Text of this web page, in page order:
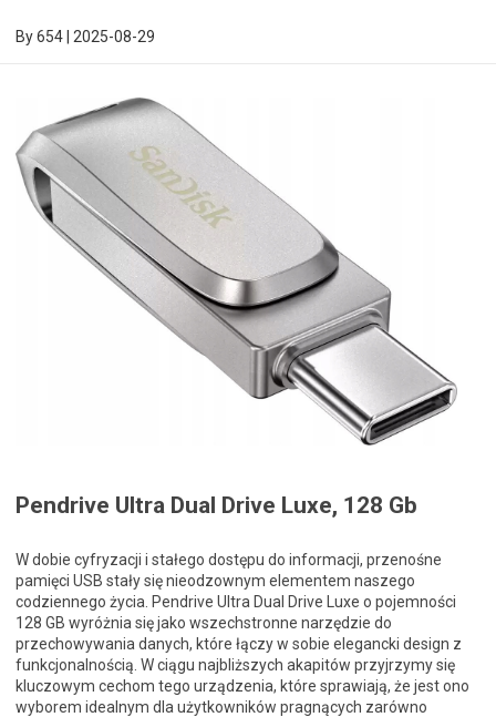
By654 2025-08-29
Pendrive Ultra Dual Drive Luxe, 128 Gb
W dobie cyfryzacji i stałego dostępu do informacji, przenośne
pamięci USB stały się nieodzownym elementem naszego
codziennego życia. Pendrive Ultra Dual Drive Luxe o pojemności
128 GB wyróżnia się jako wszechstronne narzędzie do
przechowywania danych, które łączy w sobie elegancki design z
funkcjonalnością. W ciągu najbliższych akapitów przyjrzymy się
kluczowym cechom tego urządzenia, które sprawiają, że jest ono
wyborem idealnym dla użytkowników pragnących zarówno